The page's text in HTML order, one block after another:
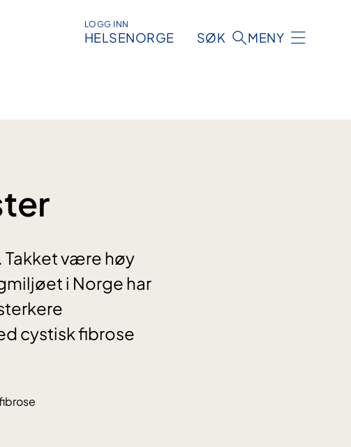
LOGG INN
HELSENORGE SØK MENY
Takket være høy
i Norge har
cystisk fibrose